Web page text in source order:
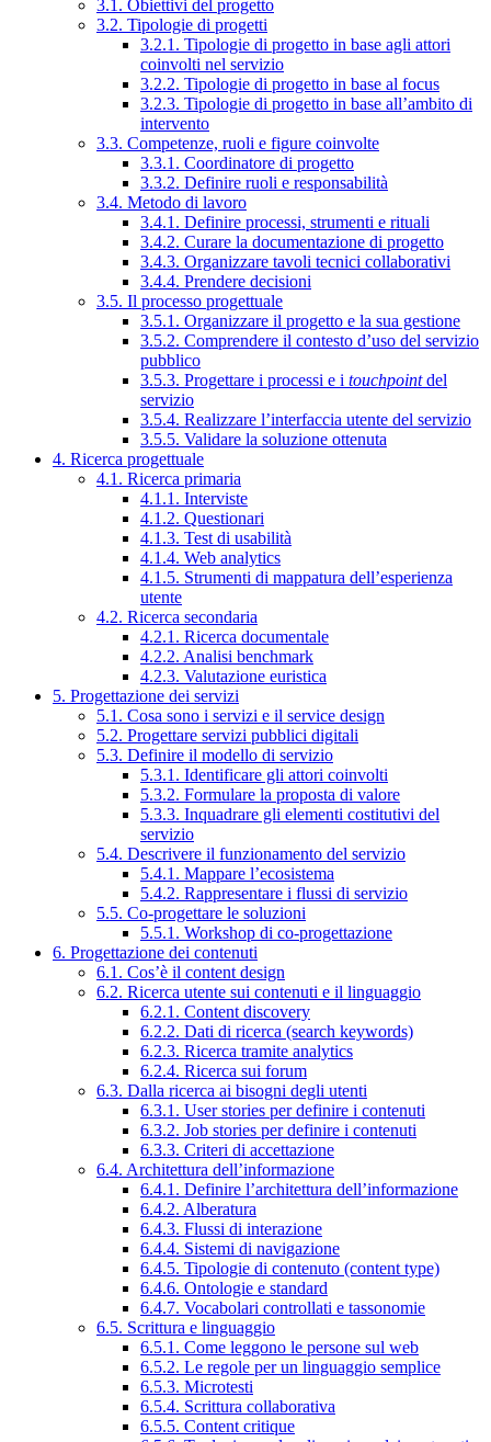
3.1. Obiettivi del progetto
3.2. Tipologie di progetti
3.2.1. Tipologie di progetto in base agli attori
coinvolti nel servizio
3.2.2. Tipologie di progetto in base al focus
3.2.3. Tipologie di progetto in base all’ambito di
intervento
3.3. Competenze, ruoli e figure coinvolte
3.3.1. Coordinatore di progetto
3.3.2. Definire ruoli e responsabilità
3.4. Metodo di lavoro
3.4.1. Definire processi, strumenti e rituali
3.4.2. Curare la documentazione di progetto
3.4.3. Organizzare tavoli tecnici collaborativi
3.4.4. Prendere decisioni
3.5. Il processo progettuale
3.5.1. Organizzare il progetto e la sua gestione
3.5.2. Comprendere il contesto d’uso del servizio
pubblico
3.5.3. Progettare i processi e i touchpointdel
servizio
3.5.4. Realizzare l’interfaccia utente del servizio
3.5.5. Validare la soluzione ottenuta
4. Ricerca progettuale
4.1. Ricerca primaria
4.1.1. Interviste
4.1.2. Questionari
4.1.3. Test di usabilità
4.1.4. Web analytics
4.1.5. Strumenti di mappatura dell’esperienza
utente
4.2. Ricerca secondaria
4.2.1. Ricerca documentale
4.2.2. Analisi benchmark
4.2.3. Valutazione euristica
5. Progettazione dei servizi
5.1. Cosa sono i servizi e il service design
5.2. Progettare servizi pubblici digitali
5.3. Definire il modello di servizio
5.3.1. Identificare gli attori coinvolti
5.3.2. Formulare la proposta di valore
5.3.3. Inquadrare gli elementi costitutivi del
servizio
5.4. Descrivere il funzionamento del servizio
5.4.1. Mappare l’ecosistema
5.4.2. Rappresentare i flussi di servizio
5.5. Co-progettare le soluzioni
5.5.1. Workshop di co-progettazione
6. Progettazione dei contenuti
6.1. Cos’è il content design
6.2. Ricerca utente sui contenuti e il linguaggio
6.2.1. Content discovery
6.2.2. Dati di ricerca (search keywords)
6.2.3. Ricerca tramite analytics
6.2.4. Ricerca sui forum
6.3. Dalla ricerca ai bisogni degli utenti
6.3.1. User stories per definire i contenuti
6.3.2. Job stories per definire i contenuti
6.3.3. Criteri di accettazione
6.4. Architettura dell’informazione
6.4.1. Definire l’architettura dell’informazione
6.4.2. Alberatura
6.4.3. Flussi di interazione
6.4.4. Sistemi di navigazione
6.4.5. Tipologie di contenuto (content type)
6.4.6. Ontologie e standard
6.4.7. Vocabolari controllati e tassonomie
6.5. Scrittura e linguaggio
6.5.1. Come leggono le persone sul web
6.5.2. Le regole per un linguaggio semplice
6.5.3. Microtesti
6.5.4. Scrittura collaborativa
6.5.5. Content critique